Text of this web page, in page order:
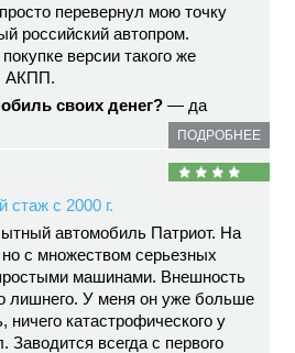
перевернул мою точку
российский автопром.
версии такого же
АКПП.
своих денег? — да
ПОДРОБНЕЕ
стаж с 2000 г.
автомобиль Патриот. На
с множеством серьезных
машинами. Внешность
лишнего. У меня он уже больше
ничего катастрофического у
Заводится всегда с первого